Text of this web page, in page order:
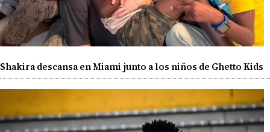
Shakira descansa en Miami junto a los niños de Ghetto Kids